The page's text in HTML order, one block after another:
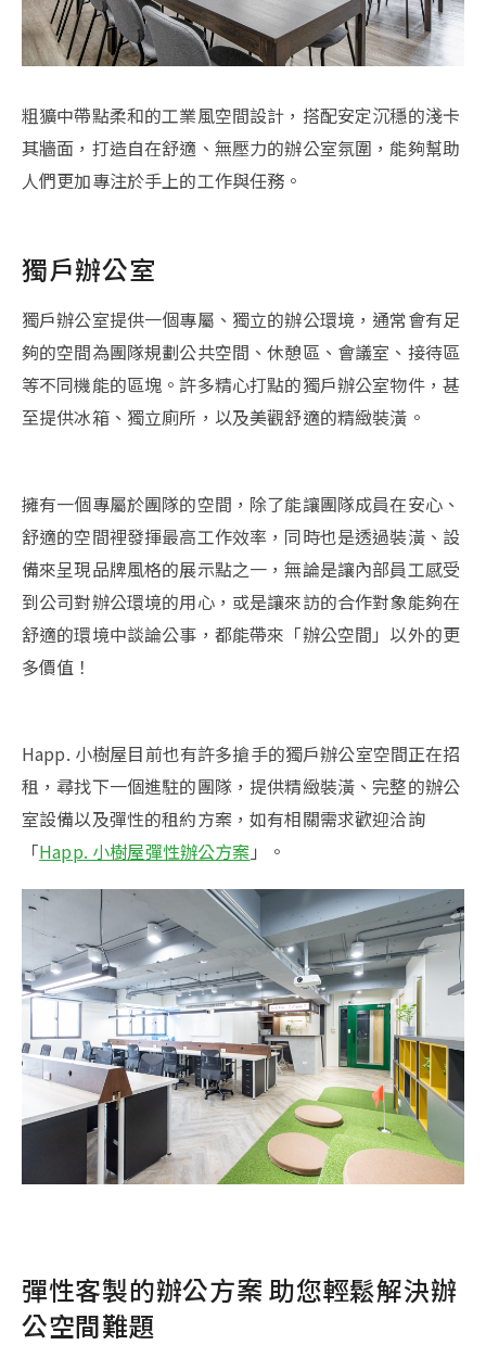
粗獷中帶點柔和的工業風空間設計，搭配安定沉穩的淺卡
其牆面，打造自在舒適、無壓力的辦公室氛圍，能夠幫助
人們更加專注於手上的工作與任務。
獨戶辦公室
獨戶辦公室提供一個專屬、獨立的辦公環境，通常會有足
夠的空間為團隊規劃公共空間、休憩區、會議室、接待區
等不同機能的區塊。許多精心打點的獨戶辦公室物件，甚
至提供冰箱、獨立廁所，以及美觀舒適的精緻裝潢。
擁有一個專屬於團隊的空間，除了能讓團隊成員在安心、
舒適的空間裡發揮最高工作效率，同時也是透過裝潢、設
備來呈現品牌風格的展示點之一，無論是讓內部員工感受
到公司對辦公環境的用心，或是讓來訪的合作對象能夠在
舒適的環境中談論公事，都能帶來「辦公空間」以外的更
多價值！
Happ. 小樹屋目前也有許多搶手的獨戶辦公室空間正在招
租，尋找下一個進駐的團隊，提供精緻裝潢、完整的辦公
室設備以及彈性的租約方案，如有相關需求歡迎洽詢
「Happ. 小樹屋彈性辦公方案 」。
彈性客製的辦公方案 助您輕鬆解決辦
公空間難題